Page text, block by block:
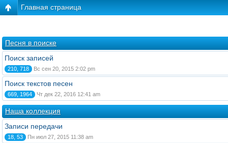
Главная страница
Песня в поиске
Поиск записей
210, 718 Вс сен 20, 2015 2:02 pm
Поиск текстов песен
669, 1964 Чт дек 22, 2016 12:41 am
Наша коллекция
Записи передачи
18, 53 Пн июл 27, 2015 11:38 am